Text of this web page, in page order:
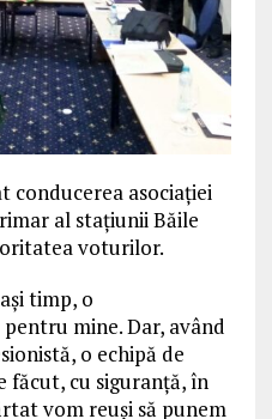
conducerea asociației
al stațiunii Băile
voturilor.
timp, o
mine. Dar, având
o echipă de
făcut, cu siguranță, în
vom reuși să punem